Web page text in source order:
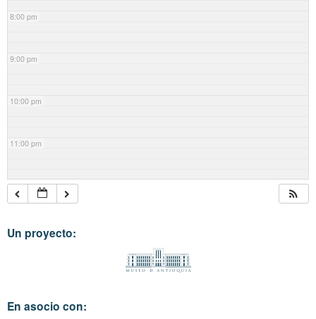
8:00 pm
9:00 pm
10:00 pm
11:00 pm
Un proyecto:
En asocio con: